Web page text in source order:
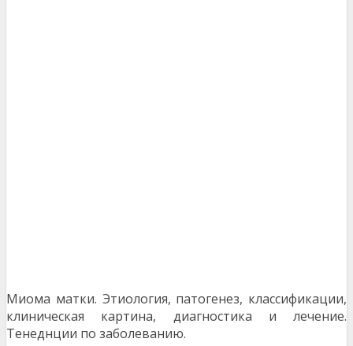
Миома матки. Этиология, патогенез, классификации,
клиническая картина, диагностика и лечение.
Тенеднции по заболеванию.